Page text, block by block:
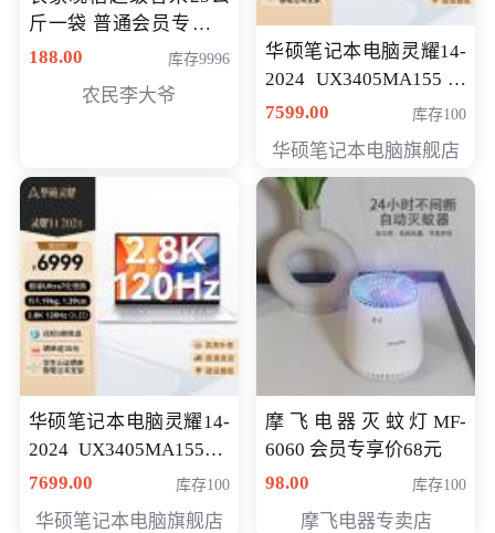
斤一袋 普通会员专享价
格178元
188.00 库存9996
农民李大爷
华硕笔记本电脑灵耀14-
2024 UX3405MA155冰
川银 oled 智慧轻薄本 会
7599.00 库存100
华硕笔记本电脑旗舰店
华硕笔记本电脑灵耀14-
2024 UX3405MA155夜
空蓝 oled 智慧轻薄本 会
7699.00 库存100
华硕笔记本电脑旗舰店
摩飞电器灭蚊灯MF-
6060 会员专享价68元
98.00
库存100
摩飞电器专卖店